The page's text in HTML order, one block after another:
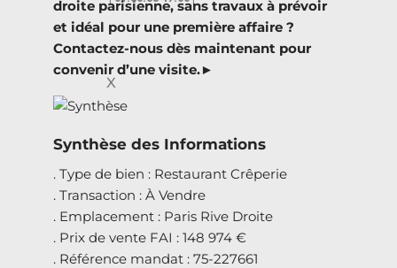
X
droite parisienne, sans travaux à prévoir
et idéal pour une première affaire ?
Contactez-nous dès maintenant pour
convenir d’une visite.►
Synthèse des Informations
. Type de bien : Restaurant Crêperie
. Transaction : À Vendre
. Emplacement : Paris Rive Droite
. Prix de vente FAI : 148 974 €
. Référence mandat : 75-227661